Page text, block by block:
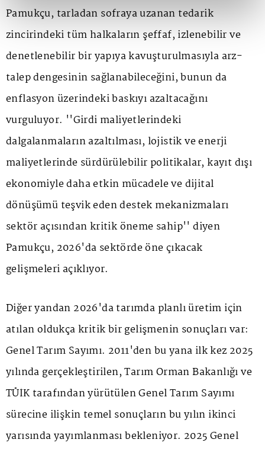
Pamukçu, tarladan sofraya uzanan tedarik
zincirindeki tüm halkaların şeffaf, izlenebilir ve
denetlenebilir bir yapıya kavuşturulmasıyla arz-
talep dengesinin sağlanabileceğini, bunun da
enflasyon üzerindeki baskıyı azaltacağını
vurguluyor. ''Girdi maliyetlerindeki
dalgalanmaların azaltılması, lojistik ve enerji
maliyetlerinde sürdürülebilir politikalar, kayıt dışı
ekonomiyle daha etkin mücadele ve dijital
dönüşümü teşvik eden destek mekanizmaları
sektör açısından kritik öneme sahip'' diyen
Pamukçu, 2026'da sektörde öne çıkacak
gelişmeleri açıklıyor.
Diğer yandan 2026'da tarımda planlı üretim için
atılan oldukça kritik bir gelişmenin sonuçları var:
Genel Tarım Sayımı. 2011'den bu yana ilk kez 2025
yılında gerçekleştirilen, Tarım Orman Bakanlığı ve
TÜİK tarafından yürütülen Genel Tarım Sayımı
sürecine ilişkin temel sonuçların bu yılın ikinci
yarısında yayımlanması bekleniyor. 2025 Genel